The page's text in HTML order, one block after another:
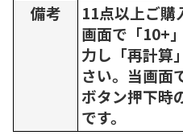
備考
11点以上ご購
画面で「10+
力し「再計算
さい。当画面
ボタン押下時
です。